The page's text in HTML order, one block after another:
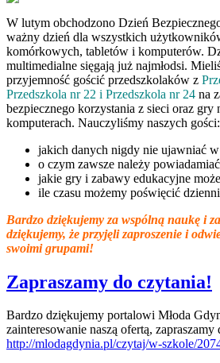
W lutym obchodzono Dzień
ważny dzień dla wszystkich
komórkowych, tabletów i komputerów.
multimedialne sięgają już najmłodsi.
przyjemność gościć przedszkolaków z
Przedszkola nr 22 i Przedszkola nr 24 na
bezpiecznego korzystania z sieci oraz gry
komputerach. Nauczyliśmy naszych gości:
jakich danych nigdy nie ujawniać
o czym zawsze należy
jakie gry i zabawy edukacyjne
ile czasu możemy poświęcić
Bardzo dziękujemy za wspólną naukę i
dziękujemy, że przyjęli zaproszenie i
swoimi grupami!
Zapraszamy do czytania!
Bardzo dziękujemy portalowi Młoda
zainteresowanie naszą ofertą, zapraszamy
http://mlodagdynia.pl/czytaj/w-szkole/